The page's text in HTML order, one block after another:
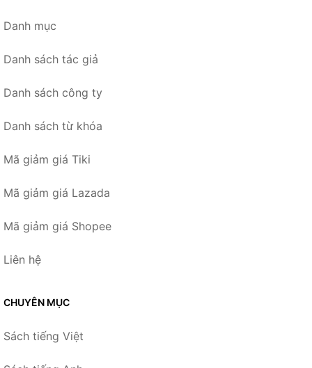
Danh mục
Danh sách tác giả
Danh sách công ty
Danh sách từ khóa
Mã giảm giá Tiki
Mã giảm giá Lazada
Mã giảm giá Shopee
Liên hệ
CHUYÊN MỤC
Sách tiếng Việt